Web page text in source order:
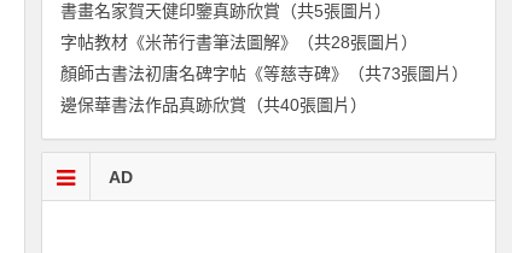
書畫名家賀天健印鑒真跡欣賞（共5張圖片）
字帖教材《米芾行書筆法圖解》（共28張圖片）
顏師古書法初唐名碑字帖《等慈寺碑》（共73張圖片）
邊保華書法作品真跡欣賞（共40張圖片）
AD